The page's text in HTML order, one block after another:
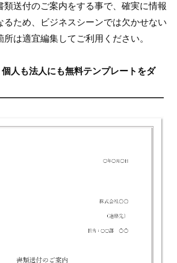
類送付のご案内をする事で、確実に情報
るため、ビジネスシーンでは欠かせない
は適宜編集してご利用ください。
人も法人にも無料テンプレートをダ